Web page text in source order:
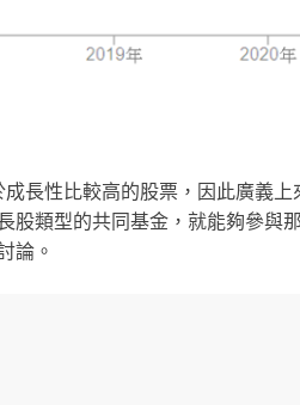
長性比較高的股票，因此廣義上
股類型的共同基金，就能夠參與
論。